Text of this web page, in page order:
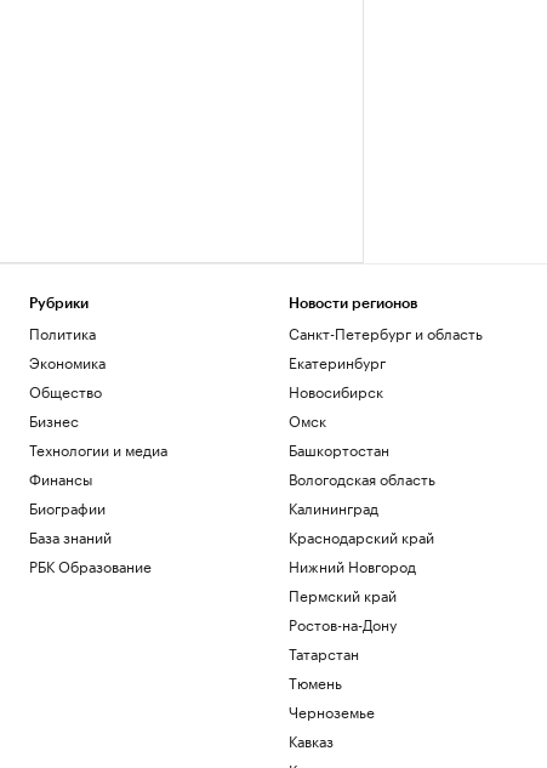
Рубрики
Политика
Экономика
Общество
Бизнес
Технологии и медиа
Финансы
Биографии
База знаний
РБК Образование
Новости регионов
Санкт-Петербург и область
Екатеринбург
Новосибирск
Омск
Башкортостан
Вологодская область
Калининград
Краснодарский край
Нижний Новгород
Пермский край
Ростов-на-Дону
Татарстан
Тюмень
Черноземье
Кавказ